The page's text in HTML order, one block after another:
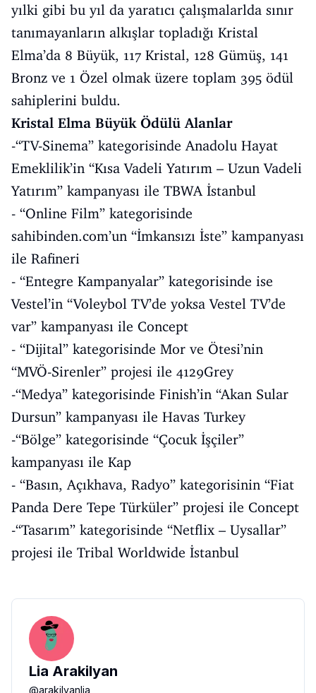
yılki gibi bu yıl da yaratıcı çalışmalarlda sınır
tanımayanların alkışlar topladığı Kristal
Elma’da 8 Büyük, 117 Kristal, 128 Gümüş, 141
Bronz ve 1 Özel olmak üzere toplam 395 ödül
sahiplerini buldu.
Kristal Elma Büyük Ödülü Alanlar
-“TV-Sinema” kategorisinde Anadolu Hayat
Emeklilik’in “Kısa Vadeli Yatırım – Uzun Vadeli
Yatırım” kampanyası ile TBWA İstanbul
- “Online Film” kategorisinde
sahibinden.com’un “İmkansızı İste” kampanyası
ile Rafineri
- “Entegre Kampanyalar” kategorisinde ise
Vestel’in “Voleybol TV’de yoksa Vestel TV’de
var” kampanyası ile Concept
- “Dijital” kategorisinde Mor ve Ötesi’nin
“MVÖ-Sirenler” projesi ile 4129Grey
-“Medya” kategorisinde Finish’in “Akan Sular
Dursun” kampanyası ile Havas Turkey
-“Bölge” kategorisinde “Çocuk İşçiler”
kampanyası ile Kap
- “Basın, Açıkhava, Radyo” kategorisinin “Fiat
Panda Dere Tepe Türküler” projesi ile Concept
-“Tasarım” kategorisinde “Netflix – Uysallar”
projesi ile Tribal Worldwide İstanbul
Lia Arakilyan
@arakilyanlia